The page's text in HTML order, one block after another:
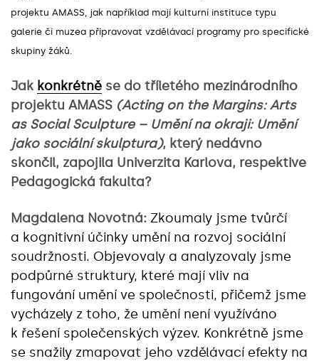
projektu AMASS, jak například mají kulturní instituce typu
galerie či muzea připravovat vzdělávací programy pro specifické
skupiny žáků.
Jak konkrétně se do tříletého mezinárodního
projektu AMASS (Acting on the Margins: Arts
as Social Sculpture – Umění na okraji: Umění
jako sociální skulptura), který nedávno
skončil, zapojila Univerzita Karlova, respektive
Pedagogická fakulta?
Magdalena Novotná: Zkoumaly jsme tvůrčí
a kognitivní účinky umění na rozvoj sociální
soudržnosti. Objevovaly a analyzovaly jsme
podpůrné struktury, které mají vliv na
fungování umění ve společnosti, přičemž jsme
vycházely z toho, že umění není využíváno
k řešení společenských výzev. Konkrétně jsme
se snažily zmapovat jeho vzdělávací efekty na